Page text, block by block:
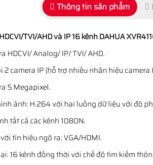
Thông tin sản phẩm
TVI/AHD và IP 16 kênh DAHUA
HDCVI/ Analog/ IP/ TVI/ AHD.
2 camera IP (hỗ trợ nhiều nhãn hiệu camera
5 Megapixel.
ảnh: H.264 với hai luồng dữ liệu với độ
tất cả các kênh 1080N.
tín hiệu ngõ ra: VGA/HDMI.
16 kênh đồng thời với chế độ tìm kiếm